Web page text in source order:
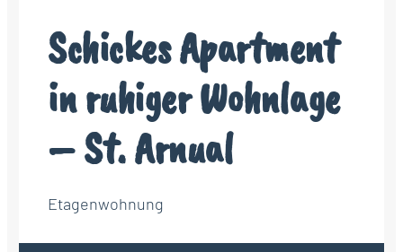
Schickes Apartment
in ruhiger Wohnlage
– St. Arnual
Etagenwohnung